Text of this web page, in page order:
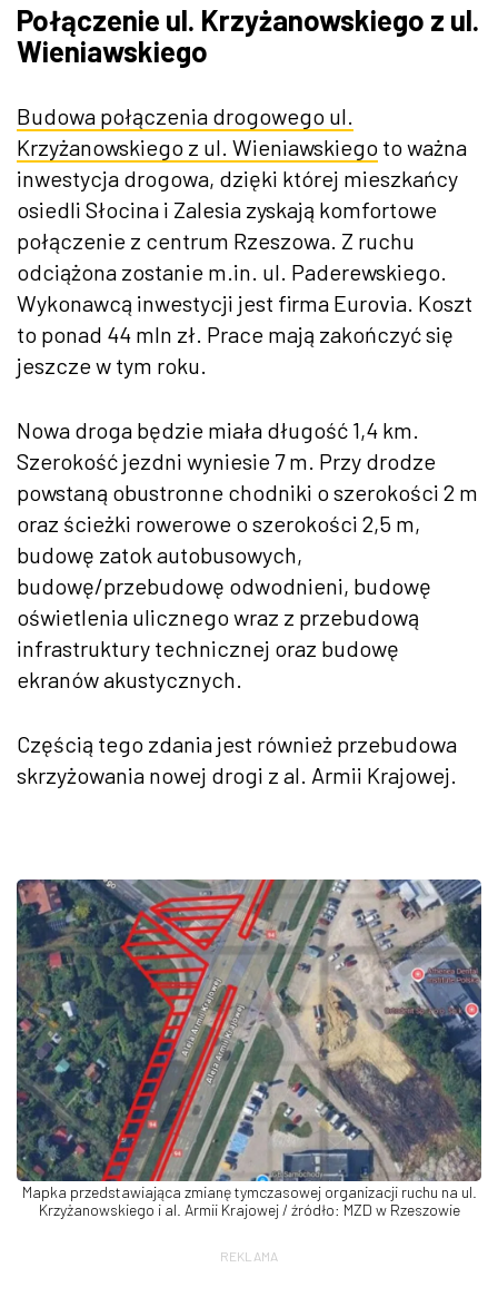
Połączenie ul. Krzyżanowskiego z ul.
Wieniawskiego
Budowa połączenia drogowego ul.
Krzyżanowskiego z ul. Wieniawskiego to ważna
inwestycja drogowa, dzięki której mieszkańcy
osiedli Słocina i Zalesia zyskają komfortowe
połączenie z centrum Rzeszowa. Z ruchu
odciążona zostanie m.in. ul. Paderewskiego.
Wykonawcą inwestycji jest firma Eurovia. Koszt
to ponad 44 mln zł. Prace mają zakończyć się
jeszcze w tym roku.
Nowa droga będzie miała długość 1,4 km.
Szerokość jezdni wyniesie 7 m. Przy drodze
powstaną obustronne chodniki o szerokości 2 m
oraz ścieżki rowerowe o szerokości 2,5 m,
budowę zatok autobusowych,
budowę/przebudowę odwodnieni, budowę
oświetlenia ulicznego wraz z przebudową
infrastruktury technicznej oraz budowę
ekranów akustycznych.
Częścią tego zdania jest również przebudowa
skrzyżowania nowej drogi z al. Armii Krajowej.
Mapka przedstawiająca zmianę tymczasowej organizacji ruchu na ul.
Krzyżanowskiego i al. Armii Krajowej / źródło: MZD w Rzeszowie
REKLAMA